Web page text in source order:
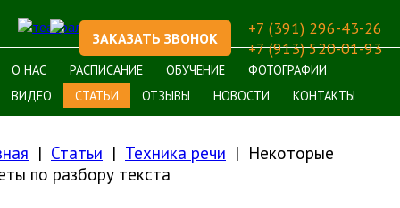
+7 (391) 296-43-26
+7 (913) 520-01-93
ЗАКАЗАТЬ ЗВОНОК
О НАС РАСПИСАНИЕ ОБУЧЕНИЕ
ФОТОГРАФИИ
ВИДЕО
СТАТЬИ ОТЗЫВЫ НОВОСТИ КОНТАКТЫ
Статьи Техника речи
Некоторые
по разбору текста